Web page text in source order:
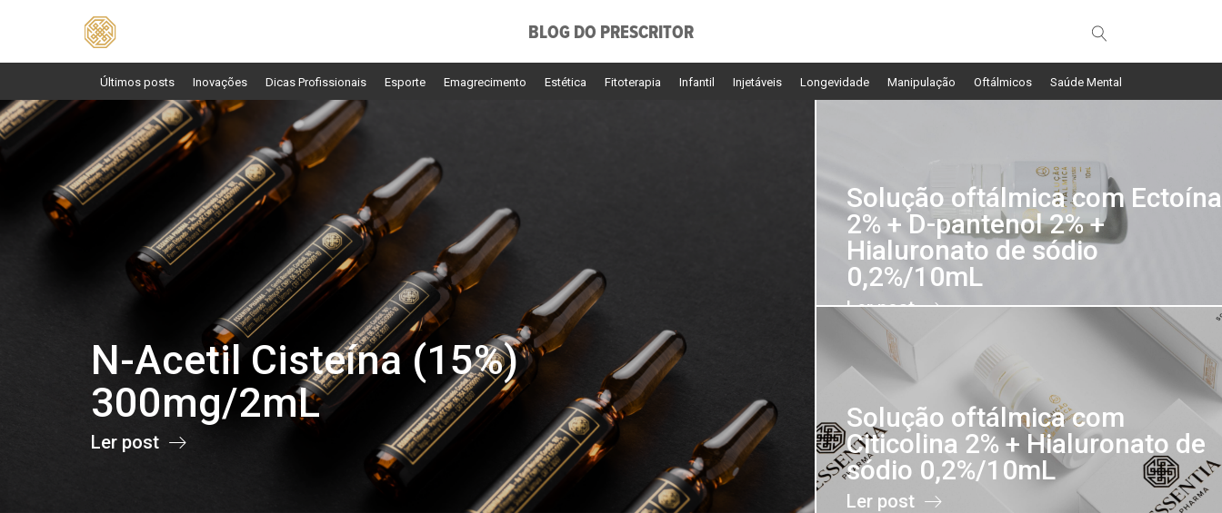
BLOG DO PRESCRITOR
Últimos posts Inovações Dicas Profissionais Esporte Emagrecimento Estética Fitoterapia Infantil Injetáveis Longevidade Manipulação Oftálmicos Saúde Mental
N-Acetil Cisteína (15%)
300mg/2mL
Ler post
Solução oftálmica com Ectoína
2% + D-pantenol 2% +
Hialuronato de sódio
0,2%/10mL
Ler post
Solução oftálmica com
Citicolina 2% + Hialuronato de
sódio 0,2%/10mL
Ler post